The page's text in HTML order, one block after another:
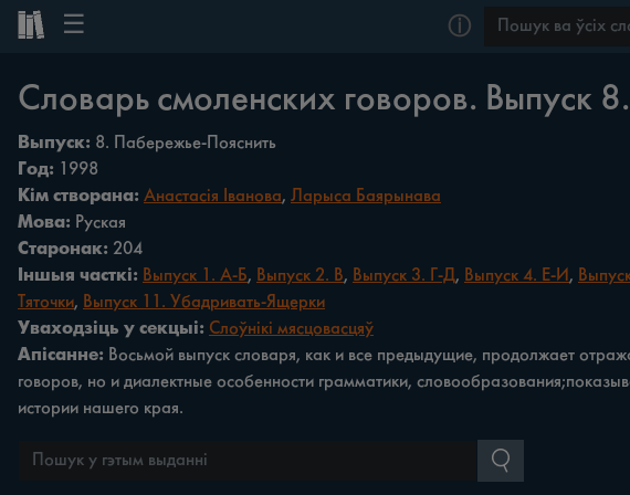
☰ ⓘ
Словарь смоленских говоров. Выпуск
Выпуск: 8. Пабережье-Пояснить
Год: 1998
Кім створана: Анастасія Іванова, Ларыса Баярынава
Мова: Руская
Старонак: 204
Іншыя часткі: Выпуск 1. А-Б, Выпуск 2. В, Выпуск 3. Г-Д, Выпуск 4. Е-И ,
Тяточки, Выпуск 11. Убадривать-Ящерки
Уваходзіць у секцыі: Слоўнікі мясцовасцяў
Апісанне: Восьмой выпуск словаря, как и все предыдущие, продолжа­ет
говоров, но и диалектные особенности грамматики,
истории нашего края.